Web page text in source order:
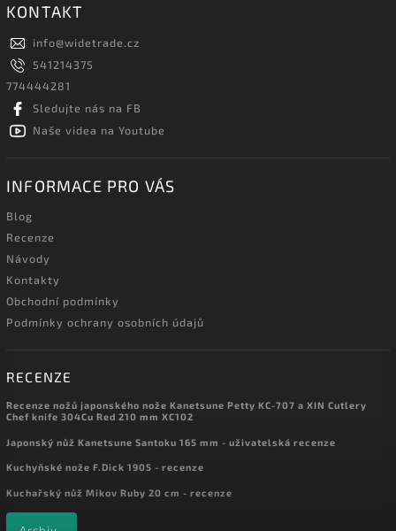
KONTAKT
info@widetrade.cz
541214375
774444281
Sledujte nás na FB
Naše videa na Youtube
INFORMACE PRO VÁS
Blog
Recenze
Návody
Kontakty
Obchodní podmínky
Podmínky ochrany osobních údajů
RECENZE
Recenze nožů japonského nože Kanetsune Petty KC-707 a XIN Cutlery
Chef knife 304Cu Red 210 mm XC102
Japonský nůž Kanetsune Santoku 165 mm - uživatelská recenze
Kuchyňské nože F.Dick 1905 - recenze
Kuchařský nůž Mikov Ruby 20 cm - recenze